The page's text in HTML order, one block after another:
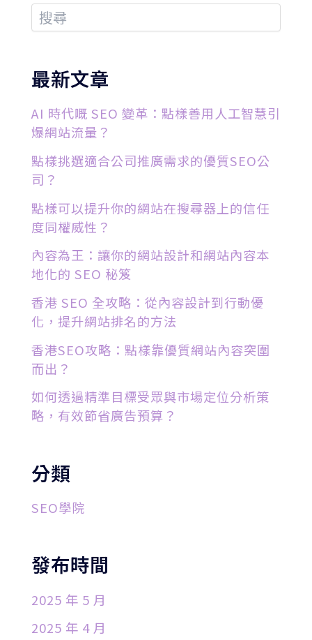
最新文章
AI 時代嘅 SEO 變革：點樣善用人工智慧引
爆網站流量？
點樣挑選適合公司推廣需求的優質SEO公
司？
點樣可以提升你的網站在搜尋器上的信任
度同權威性？
內容為王：讓你的網站設計和網站內容本
地化的 SEO 秘笈
香港 SEO 全攻略：從內容設計到行動優
化，提升網站排名的方法
香港SEO攻略：點樣靠優質網站內容突圍
而出？
如何透過精準目標受眾與市場定位分析策
略，有效節省廣告預算？
分類
SEO學院
發布時間
2025 年 5 月
2025 年 4 月